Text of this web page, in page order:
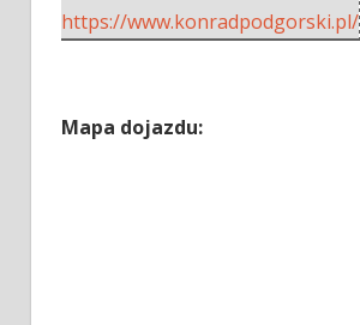
https://www.konradpodgorski.pl/
Mapa dojazdu: